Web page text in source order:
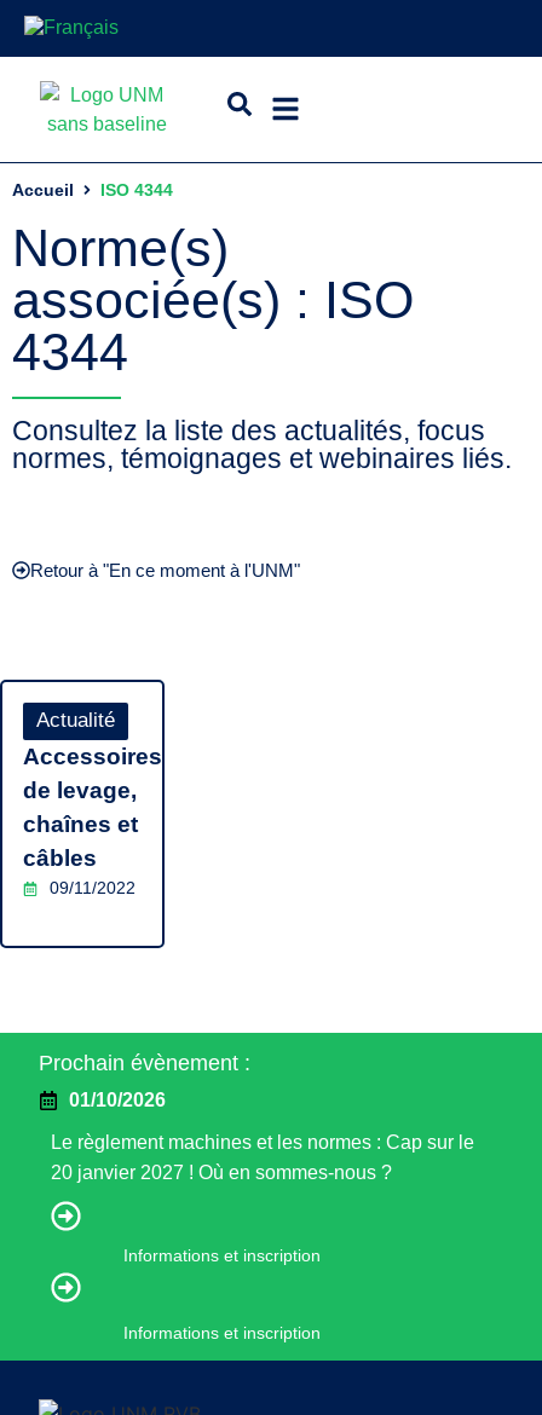
Accueil ISO 4344
Norme(s)
associée(s) : ISO
4344
Consultez la liste des actualités, focus
normes, témoignages et webinaires liés.
Retour à "En ce moment à l'UNM"
Actualité
Accessoires
de levage,
chaînes et
câbles
09/11/2022
Prochain évènement :
01/10/2026
Le règlement machines et les normes : Cap sur le
20 janvier 2027 ! Où en sommes-nous ?
Informations et inscription
Informations et inscription